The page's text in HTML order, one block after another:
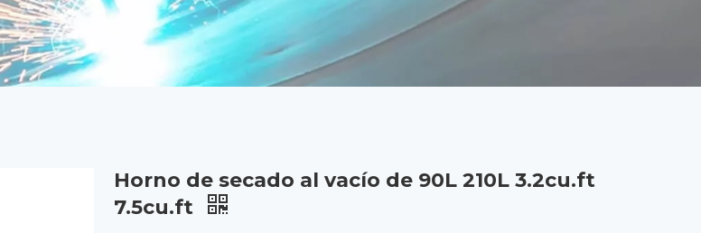
Horno de secado al vacío de 90L 210L 3.2cu.ft
7.5cu.ft